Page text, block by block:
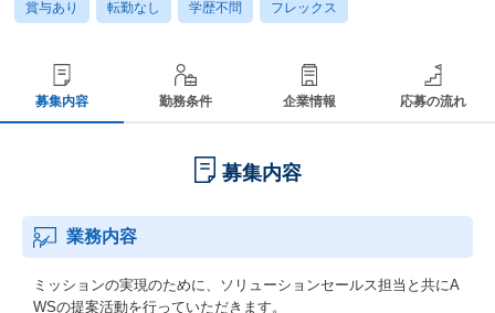
賞与あり 転勤なし 学歴不問 フレックス
募集内容 勤務条件 企業情報 応募の流れ
募集内容
業務内容
ミッションの実現のために、ソリューションセールス担当と共にA
WSの提案活動を行っていただきます。